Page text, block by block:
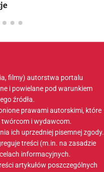
filmy) autorstwa portalu
i powielane pod warunkiem
źródła.
prawami autorskimi, które
twórcom i wydawcom.
ich uprzedniej pisemnej zgody.
treści (m.in. na zasadzie
informacyjnych.
artykułów poszczególnych